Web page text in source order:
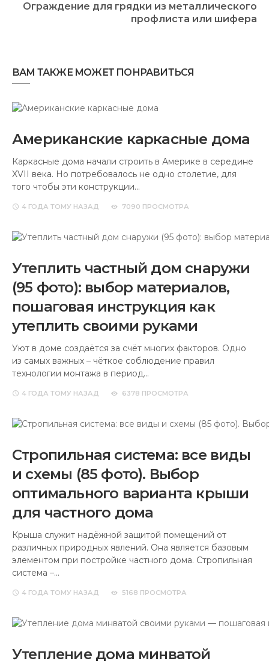
Ограждение для грядки из металлического
профлиста или шифера
ВАМ ТАКЖЕ МОЖЕТ ПОНРАВИТЬСЯ
Американские каркасные дома
Каркасные дома начали строить в Америке в середине
XVII века. Но потребовалось не одно столетие, для
того чтобы эти конструкции…
4 ГОДА ТОМУ НАЗАД 7090 ПРОСМОТРА
Утеплить частный дом снаружи
(95 фото): выбор материалов,
пошаговая инструкция как
утеплить своими руками
Уют в доме создаётся за счёт многих факторов. Одно
из самых важных – чёткое соблюдение правил
технологии монтажа в период…
4 ГОДА ТОМУ НАЗАД 6378 ПРОСМОТРА
Стропильная система: все виды
и схемы (85 фото). Выбор
оптимального варианта крыши
для частного дома
Крыша служит надёжной защитой помещений от
различных природных явлений. Она является базовым
элементом при постройке частного дома. Стропильная
система –…
4 ГОДА ТОМУ НАЗАД 5168 ПРОСМОТРА
Утепление дома минватой